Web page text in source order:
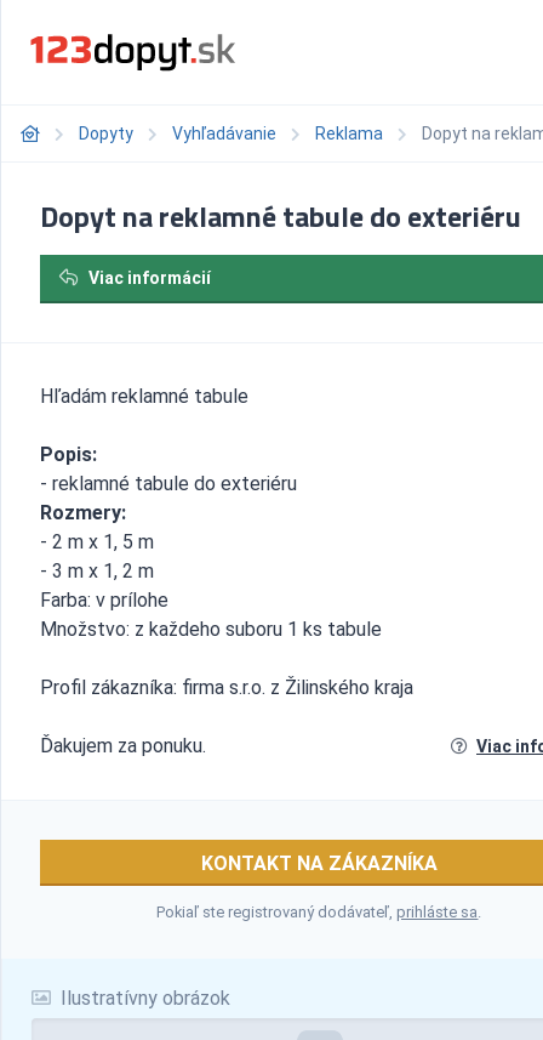
Dopyty Vyhľadávanie Reklama Dopyt na
Ilustratívny obrázok
Dopyt na reklamné tabule do exteriéru
Viac informácií
Hľadám reklamné tabule
Popis:
- reklamné tabule do exteriéru
Rozmery:
- 2 m x 1, 5 m
- 3 m x 1, 2 m
Farba: v prílohe
Množstvo: z každeho suboru 1 ks tabule
Profil zákazníka: firma s.r.o. z Žilinského kraja
Ďakujem za ponuku. Viac
KONTAKT NA ZÁKAZNÍKA
Pokiaľ ste registrovaný dodávateľ,prihláste sa.